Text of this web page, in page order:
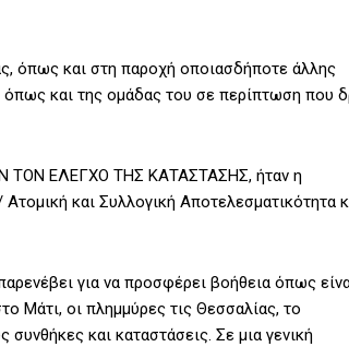
όπως και στη παροχή οποιασδήποτε άλλης
όπως και της ομάδας του σε περίπτωση που
ΕΛΕΓΧΟ ΤΗΣ ΚΑΤΑΣΤΑΣΗΣ, ήταν η
και Συλλογική Αποτελεσματικότητα
για να προσφέρει βοήθεια όπως
Μάτι, οι πλημμύρες τις Θεσσαλίας, το
και καταστάσεις. Σε μια γενική